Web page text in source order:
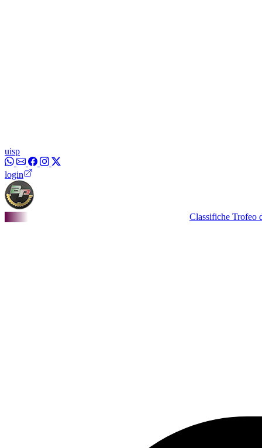
uisp
login
Classifiche Trofeo dei